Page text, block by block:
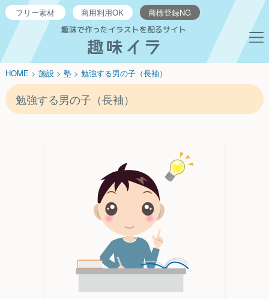
フリー素材 商用利用OK 商標登録NG
趣味で作ったイラストを配るサイト
HOME > 施設> 塾> 勉強する男の子（長袖）
勉強する男の子（長袖）